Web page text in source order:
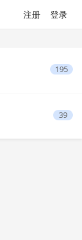
注册 登录
195
39